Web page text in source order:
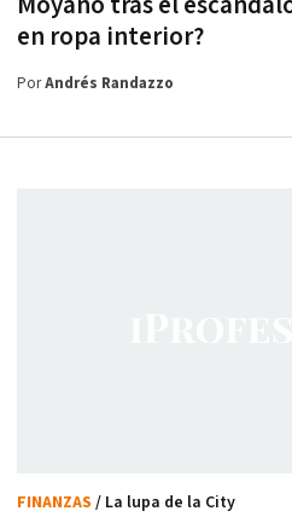
en ropa interior?
PorAndrés Randazzo
FINANZAS / La lupa de la City